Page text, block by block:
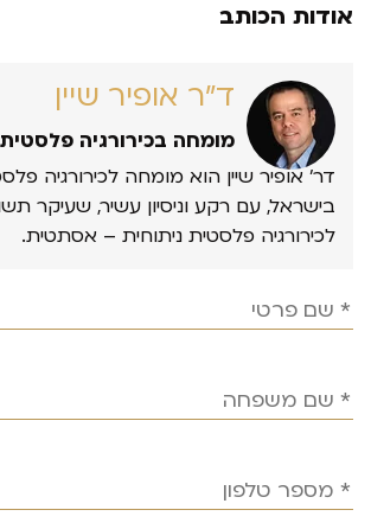
אודות הכותב
ד״ר אופיר שיין
מומחה בכירורגיה
דר’ אופיר שיין הוא מומחה לכירורגיה
בישראל, עם רקע וניסיון עשיר, שעיקר
לכירורגיה פלסטית ניתוחית – אסתטית.